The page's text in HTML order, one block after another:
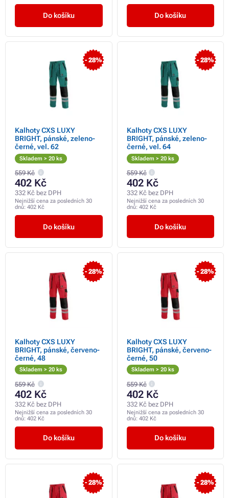
Do košíku Do košíku
- 28%
Kalhoty CXS LUXY
BRIGHT, pánské, zeleno-
černé, vel. 62
Skladem > 20 ks
559 Kč
402 Kč
332 Kč bez DPH
Nejnižší cena za posledních 30
dnů: 402 Kč
Do košíku
- 28%
Kalhoty CXS LUXY
BRIGHT, pánské, zeleno-
černé, vel. 64
Skladem > 20 ks
559 Kč
402 Kč
332 Kč bez DPH
Nejnižší cena za posledních 30
dnů: 402 Kč
Do košíku
- 28%
Kalhoty CXS LUXY
BRIGHT, pánské, červeno-
černé, 48
Skladem > 20 ks
559 Kč
402 Kč
332 Kč bez DPH
Nejnižší cena za posledních 30
dnů: 402 Kč
Do košíku
- 28%
Kalhoty CXS LUXY
BRIGHT, pánské, červeno-
černé, 50
Skladem > 20 ks
559 Kč
402 Kč
332 Kč bez DPH
Nejnižší cena za posledních 30
dnů: 402 Kč
Do košíku
- 28% - 28%